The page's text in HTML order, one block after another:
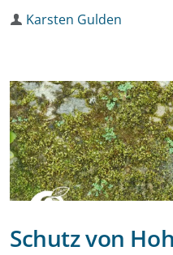
Autor
Karsten Gulden
Schutz von